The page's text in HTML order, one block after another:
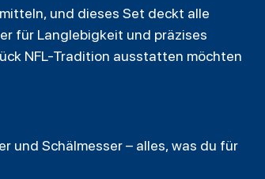
und dieses Set deckt alle
für Langlebigkeit und präzises
NFL-Tradition ausstatten möchten
und Schälmesser – alles, was du für